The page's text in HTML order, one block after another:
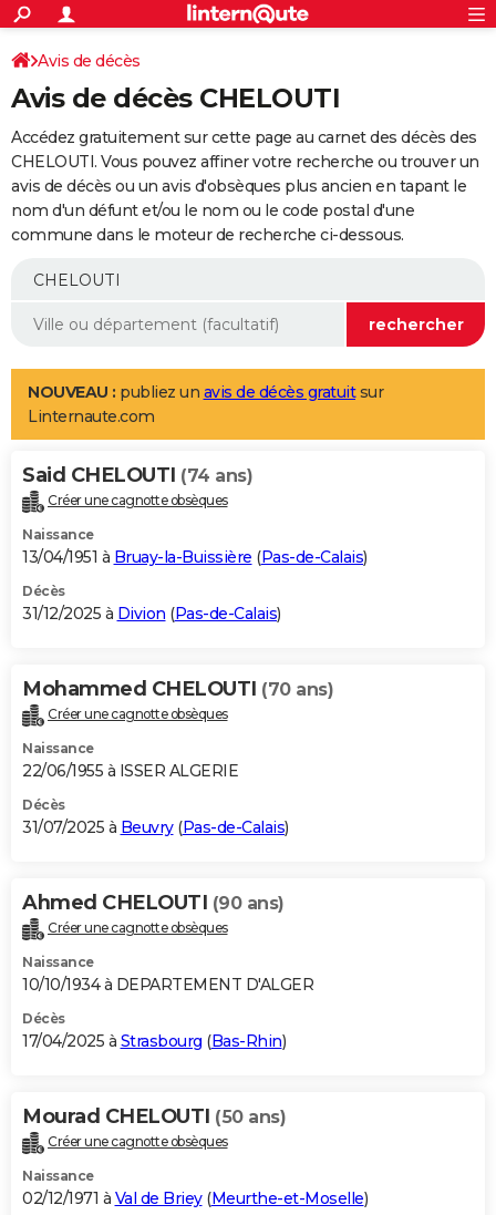
ACTUALITÉS
Politique
Société
Faits Divers
Education
Monde
Villes
+
SPORT
Coupe du monde 2026
Football
Tennis
Cyclisme
Rugby
Forum
Programme TV
TNT
Streaming
Cinéma
Sorties cinéma
Musique
+
FINANCE
Retraite
Epargne
Immobilier
Risques naturels par ville
Banque
Assurance
AUTO
Essais
Réserver un essai
Citadines
Berlines
SUV
Forum auto
+
Mobiles
Meilleur smartphone
Internet
Ordinateurs
Jeux vidéo
Guide high-tech
Aménagement intérieur
LIFESTYLE
Art de vivre
Bien-être
Loisirs
Mode
Modes de vie
Alimentation
Guide de la santé
Maladies
Médicaments
Sommeil
VOYAGE
Destinations
City break
Voyage nature
Voyage de noces
Forum
Climat
+PHOTO
GUIDES D'ACHAT
BONS PLANS
Carte de Noël
Carte Bonne année
Carte Saint-Valentin
Carte Pâques
Carte d'anniversaire
DICTIONNAIRE
Dictionnaire
Biographies
Citations
Expressions
Proverbes
PROGRAMME TV
S'inscrire
Se connecter
Lycées
Collèges
Primaires
Universités
Entreprises
Service militaire
Avis de recherche
AVIS DE DÉCÈS
Bricolage
Lifestyle
Culture
Sport
Auto
Television
Voyage
Cinema
Avis de décès
Avis de décès CHELOUTI
Accédez gratuitement sur cette page au carnet des décès des
CHELOUTI. Vous pouvez affiner votre recherche ou trouver un
avis de décès ou un avis d'obsèques plus ancien en tapant le
nom d'un défunt et/ou le nom ou le code postal d'une
commune dans le moteur de recherche ci-dessous.
NOUVEAU : publiez un avis de décès gratuitsur
Linternaute.com
Said CHELOUTI (74 ans)
Créer une cagnotte obsèques
Naissance
13/04/1951 à Bruay-la-Buissière (Pas-de-Calais)
Décès
31/12/2025 à Divion (Pas-de-Calais)
Mohammed CHELOUTI (70 ans)
Créer une cagnotte obsèques
Naissance
22/06/1955 à ISSER ALGERIE
Décès
31/07/2025 à Beuvry(Pas-de-Calais)
Ahmed CHELOUTI (90 ans)
Créer une cagnotte obsèques
Naissance
10/10/1934 à DEPARTEMENT D'ALGER
Décès
17/04/2025 à Strasbourg (Bas-Rhin)
Mourad CHELOUTI (50 ans)
Créer une cagnotte obsèques
Naissance
02/12/1971 à Val de Briey(Meurthe-et-Moselle)